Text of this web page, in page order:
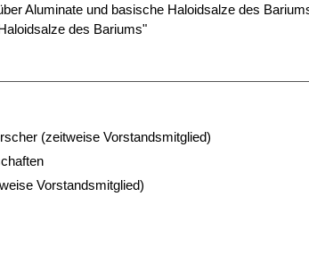
Aluminate und basische Haloidsalze des
des Bariums"
(zeitweise Vorstandsmitglied)
Vorstandsmitglied)